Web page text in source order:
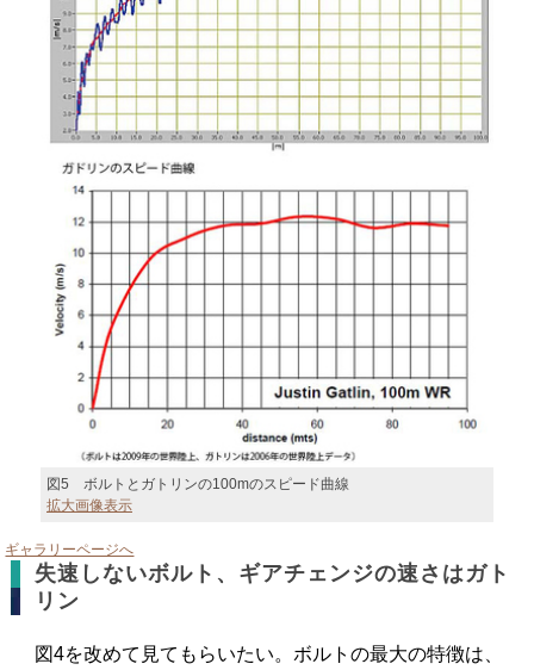
図5 ボルトとガトリンの100mのスピード曲線
拡大画像表示
ギャラリーページへ
失速しないボルト、ギアチェンジの速さはガト
リン
図4を改めて見てもらいたい。ボルトの最大の特徴は、